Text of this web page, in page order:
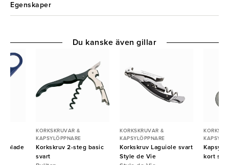
Egenskaper
KORKSKRUVAR &
KAPSYLÖPPNARE
Korkskruv 2-steg basic
svart
KORKSKRUVAR &
KAPSYLÖPPNARE
Korkskruv Laguiole svart
Style de Vie
kort
Du kanske även gillar